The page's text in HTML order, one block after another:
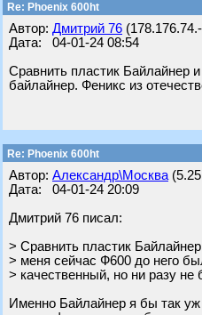
Re: Phoenix 600ht
Автор: Дмитрий 76
Дата: 04-01-24 08:54
Сравнить пластик Байлайнер
байлайнер. Феникс из
Re: Phoenix 600ht
Автор: Александр\Москва
Дата: 04-01-24 20:09
Дмитрий 76 писал:
> Сравнить пластик
> меня сейчас Ф600 до него
> качественный, но ни разу не
Именно Байлайнер я бы так уж